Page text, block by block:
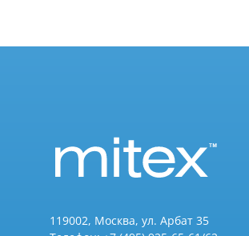
119002, Москва, ул. Арбат 35